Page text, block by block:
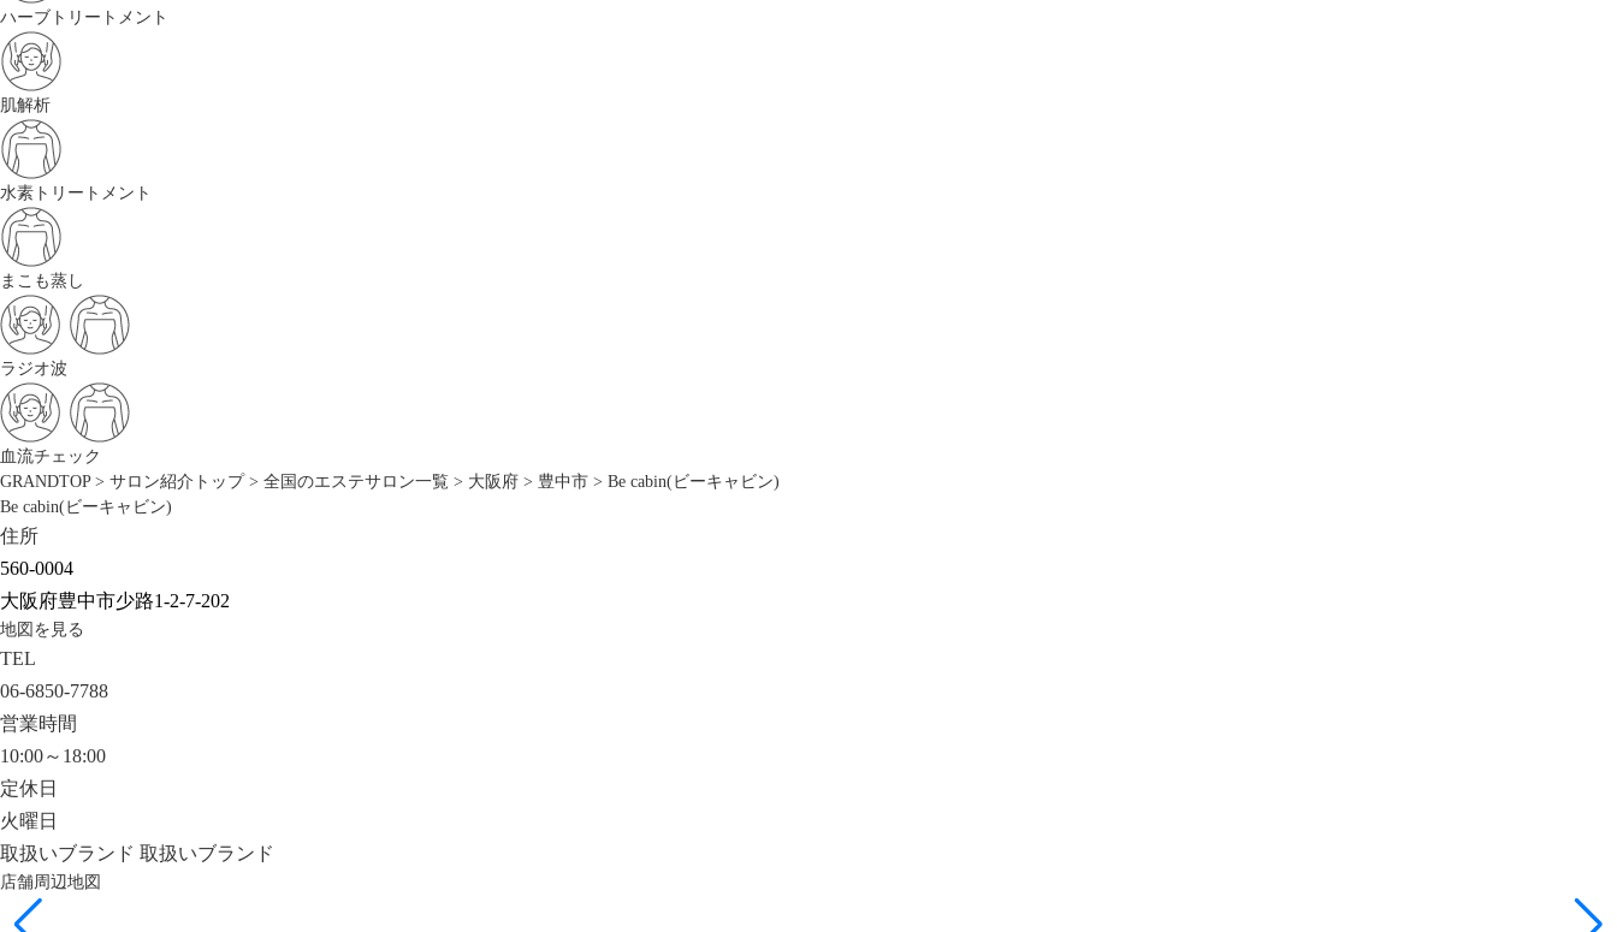
ハーブトリートメント
肌解析
水素トリートメント
まこも蒸し
ラジオ波
血流チェック
GRANDTOP > サロン紹介トップ > 全国のエステサロン一覧 > 大阪府 > 豊中市 > Be cabin(ビーキャビン)
Be cabin(ビーキャビン)
住所
560-0004
大阪府豊中市少路1-2-7-202
地図を見る
TEL
06-6850-7788
営業時間
10:00～18:00
定休日
火曜日
取扱いブランド 取扱いブランド
店舗周辺地図